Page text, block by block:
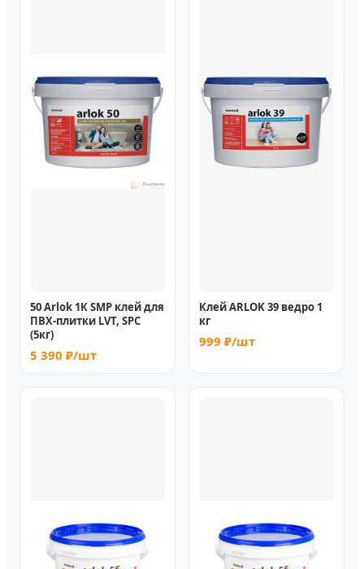
50 Arlok 1К SMP клей для
ПВХ-плитки LVT, SPC
(5кг)
5 390 ₽/шт
Клей ARLOK 39 ведро 1
кг
999 ₽/шт